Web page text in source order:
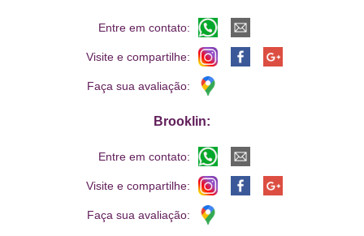
Entre em contato:
Visite e compartilhe:
Faça sua avaliação:
Brooklin:
Entre em contato:
Visite e compartilhe:
Faça sua avaliação: